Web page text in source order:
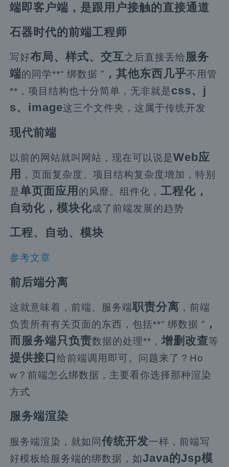
端即客户端 ，是跟用户接触的直接通道
石器时代的前端工程师
写好布局、样式、交互之后直接丢给服务
端的同学**“ 绑数据 ” ，其他东西几乎不用管
**，项目结构也十分简单，无非就是css、j
s、image这三个文件夹，这属于传统开发
现代前端
以前的网站就叫网站，现在可以说是Web应
用
，页面复杂度、项目结构复杂度增加，特别
是单页面应用 的风靡。组件化，工程化，
自动化，模块化成了前端发展的趋势
工程、自动、模块
参考文章
前后端分离
这就意味着，前端、服务端职责分离 ，前端
负责所有有关页面的东西，包括**“ 绑数据 ” ，
而服务端只负责数据的处理**，增删改查等
提供接口给前端调用即可。问题来了？Ho
w？前端怎么绑数据，主要看你选择那种渲染
方式
服务端渲染
服务端渲染，就如同传统开发一样，前端写
好模板给服务端的绑数据，如Java的Jsp模